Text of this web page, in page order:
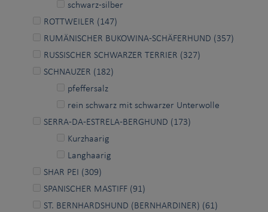
schwarz-silber
ROTTWEILER (147)
RUMÄNISCHER BUKOWINA-SCHÄFERHUND (357)
RUSSISCHER SCHWARZER TERRIER (327)
SCHNAUZER (182)
pfeffersalz
rein schwarz mit schwarzer Unterwolle
SERRA-DA-ESTRELA-BERGHUND (173)
Kurzhaarig
Langhaarig
SHAR PEI (309)
SPANISCHER MASTIFF (91)
ST. BERNHARDSHUND (BERNHARDINER) (61)